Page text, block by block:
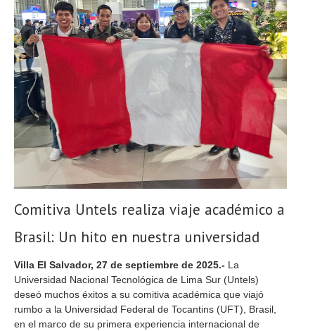
Comitiva Untels realiza viaje académico a
Brasil: Un hito en nuestra universidad
Villa El Salvador, 27 de septiembre de 2025.- La
Universidad Nacional Tecnológica de Lima Sur (Untels)
deseó muchos éxitos a su comitiva académica que viajó
rumbo a la Universidad Federal de Tocantins (UFT), Brasil,
en el marco de su primera experiencia internacional de